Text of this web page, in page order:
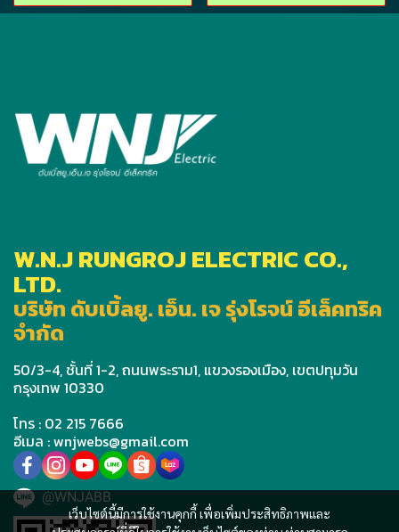
เว็บไซต์นี้มีการใช้งานคุกกี้ เพื่อเพิ่มประสิทธิภาพและ
W.N.J RUNGROJ ELECTRIC CO.,
LTD.
บริษัท ดับเบิ้ลยู. เอ็น. เจ รุ่งโรจน์ อีเล็คทริค
จำกัด
50/3-4, ชั้นที่ 1-2, ถนนพระราม1, แขวงรองเมือง, เขตปทุมวัน
กรุงเทพ 10330
โทร : 02 215 7666
อีเมล : wnjwebs@gmail.com
@WNJABB